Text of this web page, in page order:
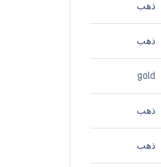
ذهب
ذهب
gold
ذهب
ذهب